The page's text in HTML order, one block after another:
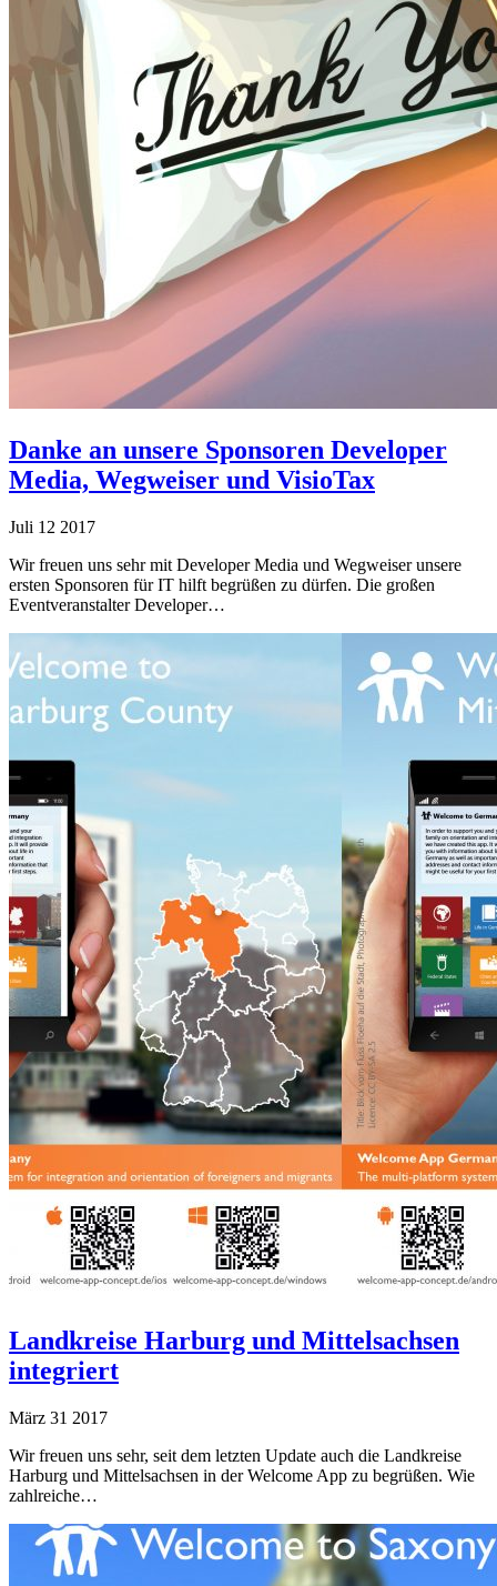
Danke an unsere Sponsoren Developer
Media, Wegweiser und VisioTax
Juli 12 2017
Wir freuen uns sehr mit Developer Media und Wegweiser unsere
ersten Sponsoren für IT hilft begrüßen zu dürfen. Die großen
Eventveranstalter Developer…
Landkreise Harburg und Mittelsachsen
integriert
März 31 2017
Wir freuen uns sehr, seit dem letzten Update auch die Landkreise
Harburg und Mittelsachsen in der Welcome App zu begrüßen. Wie
zahlreiche…